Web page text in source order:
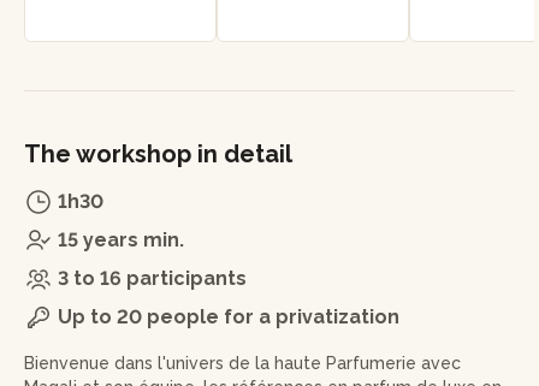
The workshop in detail
1h30
15 years min.
3 to 16 participants
Up to 20 people for a privatization
Bienvenue dans l'univers de la haute Parfumerie avec